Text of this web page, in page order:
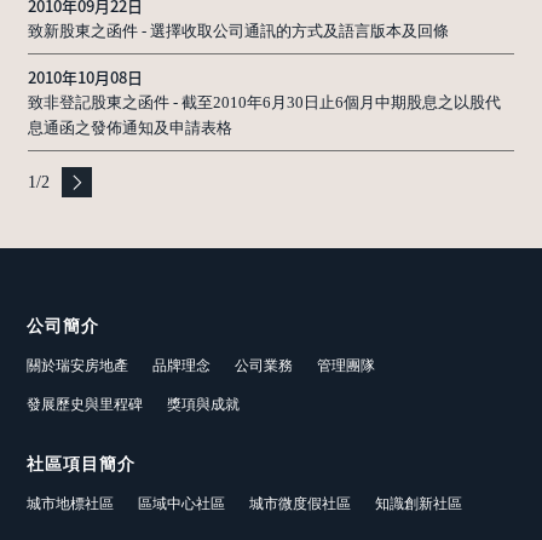
2010年09月22日
致新股東之函件 - 選擇收取公司通訊的方式及語言版本及回條
2010年10月08日
致非登記股東之函件 - 截至2010年6月30日止6個月中期股息之以股代
息通函之發佈通知及申請表格
1/2
公司簡介
關於瑞安房地產 品牌理念 公司業務 管理團隊
發展歷史與里程碑 獎項與成就
社區項目簡介
城市地標社區 區域中心社區 城市微度假社區 知識創新社區